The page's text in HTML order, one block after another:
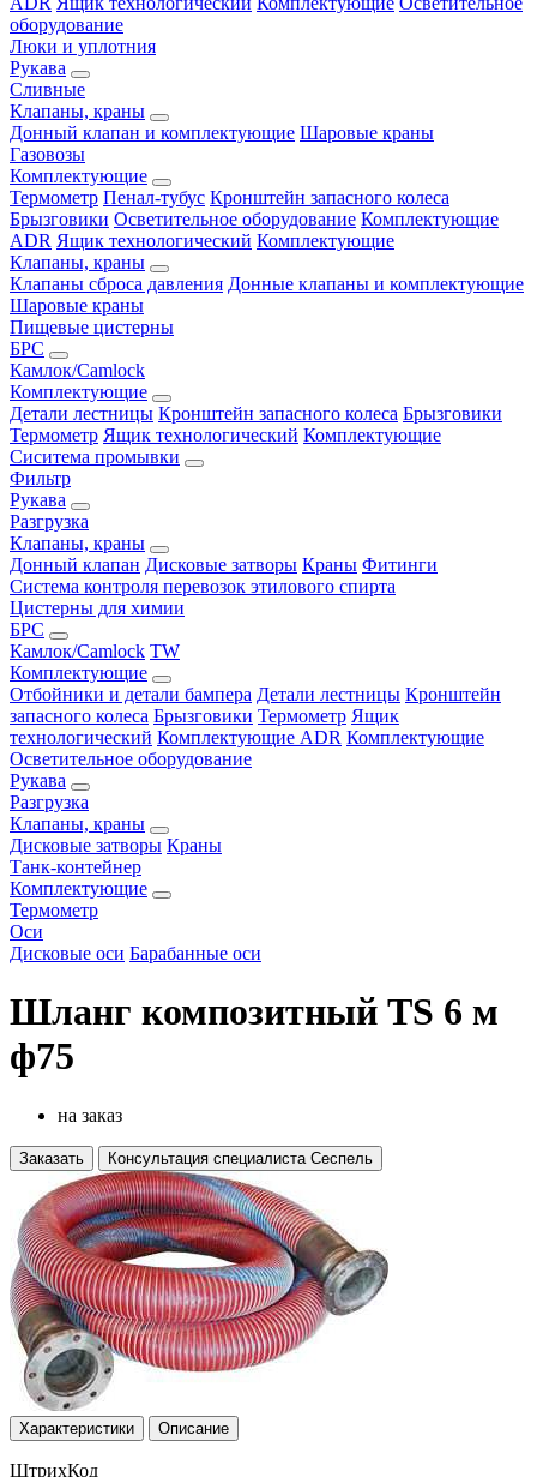
оборудование
Люки и уплотния
Рукава
Сливные
Клапаны, краны
Донный клапан и комплектующие Шаровые краны
Газовозы
Комплектующие
Термометр Пенал-тубус Кронштейн запасного колеса
Брызговики Осветительное оборудование Комплектующие
ADR Ящик технологический Комплектующие
Клапаны, краны
Клапаны сброса давления Донные клапаны и комплектующие
Шаровые краны
Пищевые цистерны
БРС
Камлок/Camlock
Комплектующие
Детали лестницы Кронштейн запасного колеса Брызговики
Термометр Ящик технологический Комплектующие
Сиситема промывки
Фильтр
Рукава
Разгрузка
Клапаны, краны
Донный клапан Дисковые затворы Краны Фитинги
Система контроля перевозок этилового спирта
Цистерны для химии
БРС
Камлок/Camlock TW
Комплектующие
Отбойники и детали бампера Детали лестницы Кронштейн
запасного колеса Брызговики Термометр Ящик
технологический Комплектующие ADR Комплектующие
Осветительное оборудование
Рукава
Разгрузка
Клапаны, краны
Дисковые затворы Краны
Танк-контейнер
Комплектующие
Термометр
Оси
Дисковые оси Барабанные оси
Шланг композитный TS 6 м
ф75
на заказ
Заказать Консультация специалиста Сеспель
Характеристики Описание
ШтрихКод